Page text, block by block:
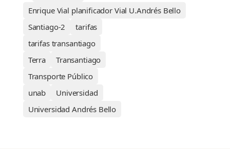
Enrique Vial planificador Vial U.Andrés Bello
Santiago-2
tarifas
tarifas transantiago
Terra
Transantiago
Transporte Público
unab
Universidad
Universidad Andrés Bello